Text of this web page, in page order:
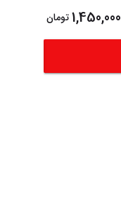
1,450,000تومان